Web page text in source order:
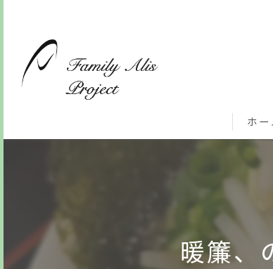
ホー
暖簾、